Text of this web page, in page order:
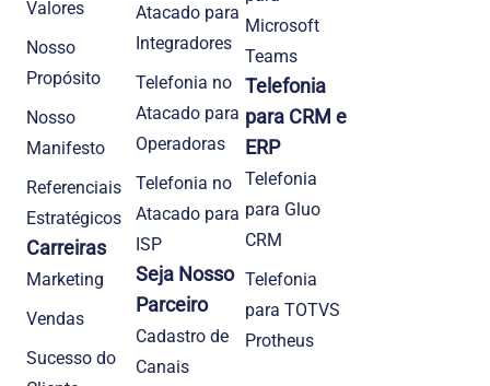
Valores
Nosso
Propósito
Nosso
Manifesto
Referenciais
Estratégicos
Carreiras
Marketing
Vendas
Sucesso do
Atacado para
Integradores
Telefonia no
Atacado para
Operadoras
Telefonia no
Atacado para
ISP
Seja Nosso
Parceiro
Cadastro de
Canais
Microsoft
Teams
Telefonia
para CRM e
ERP
Telefonia
para Gluo
CRM
Telefonia
para TOTVS
Protheus